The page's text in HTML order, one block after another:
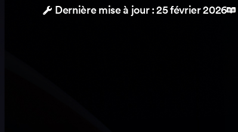
Dernière mise à jour : 25 février 2026